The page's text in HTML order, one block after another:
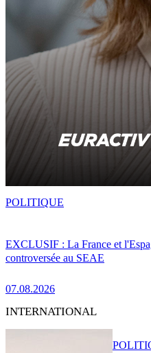
EXCLUSIF : La France et
controversée au SEAE
07.08.2026
POLITIQUE
INTERNATIONAL